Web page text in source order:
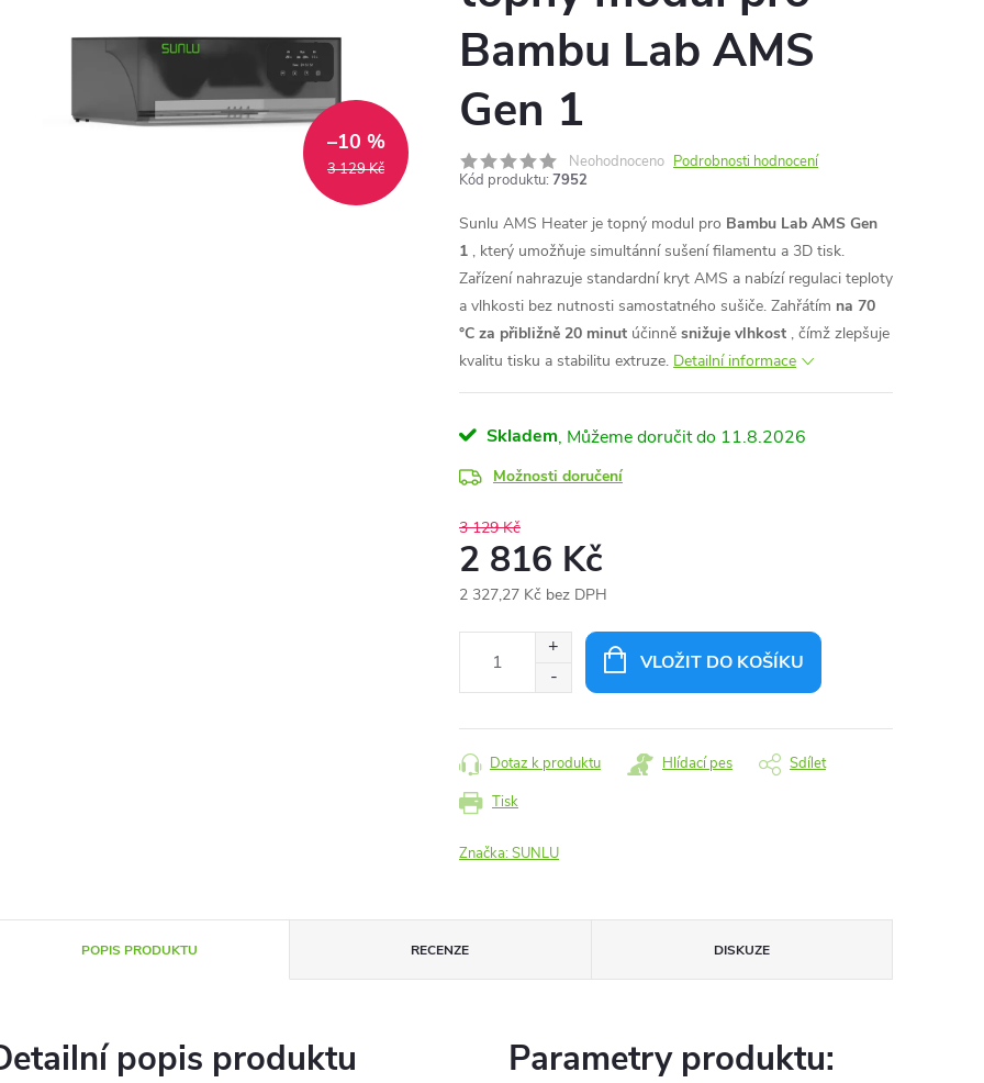
3 129 Kč
–10 %
Bambu Lab AMS
Gen 1
Neohodnoceno Podrobnosti hodnocení
Kód produktu: 7952
Sunlu AMS Heater je topný modul pro Bambu Lab AMS Gen
1 , který umožňuje simultánní sušení filamentu a 3D tisk.
Zařízení nahrazuje standardní kryt AMS a nabízí regulaci teploty
a vlhkosti bez nutnosti samostatného sušiče. Zahřátím na 70
°C za přibližně 20 minut účinně snižuje vlhkost , čímž zlepšuje
kvalitu tisku a stabilitu extruze. Detailní informace
Skladem 11.8.2026
Možnosti doručení
3 129 Kč
2 816 Kč
2 327,27 Kč bez DPH
VLOŽIT DO KOŠÍKU
Tisk
Dotaz k produktu Hlídací pes Sdílet
Značka:SUNLU
POPIS PRODUKTU RECENZE DISKUZE
popis produktu Parametry produktu: